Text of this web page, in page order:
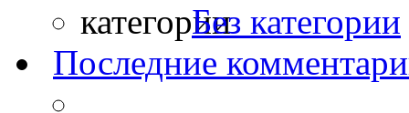
Без категории
Последние